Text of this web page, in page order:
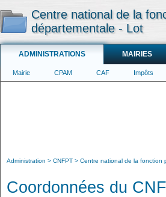
Centre national de la
départementale - Lot
ADMINISTRATIONS MAIRIES
Mairie CPAM CAF Impôts
Administration CNFPT Centre national de la fonction
Coordonnées du